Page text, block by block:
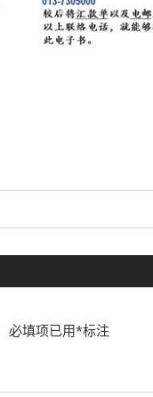
必填项已用*标注